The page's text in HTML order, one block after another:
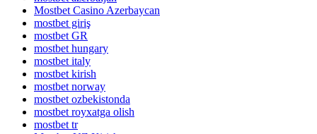
Mostbet Casino Azerbaycan
mostbet giriş
mostbet GR
mostbet hungary
mostbet italy
mostbet kirish
mostbet norway
mostbet ozbekistonda
mostbet royxatga olish
mostbet tr